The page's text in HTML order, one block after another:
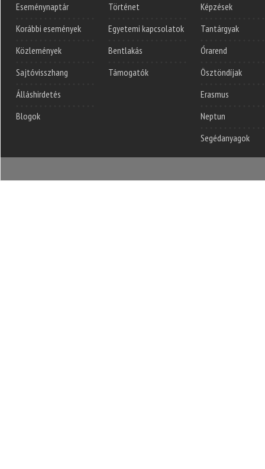
Eseménynaptár
Korábbi események
Közlemények
Sajtóvisszhang
Álláshirdetés
Blogok
Történet
Egyetemi kapcsolatok
Bentlakás
Támogatók
Képzések
Tantárgyak
Órarend
Ösztöndíjak
Erasmus
Neptun
Segédanyagok